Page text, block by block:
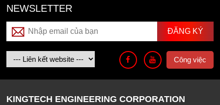
NEWSLETTER
Công việc
KINGTECH ENGINEERING CORPORATION